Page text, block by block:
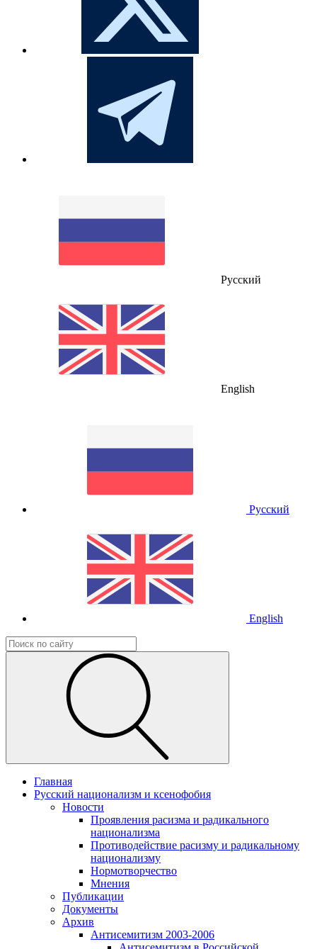
Русский
English
Русский
English
Главная
Русский национализм и ксенофобия
Новости
Проявления расизма и радикального
национализма
Противодействие расизму и радикальному
национализму
Нормотворчество
Мнения
Публикации
Документы
Архив
Антисемитизм 2003-2006